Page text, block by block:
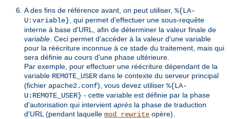
A des fins de référence avant, on peut utiliser, %{LA-
U:variable} , qui permet d'effectuer une sous-requête
interne à base d'URL, afin de déterminer la valeur finale de
variable . Ceci permet d'accéder à la valeur d'une variable
pour la réécriture inconnue à ce stade du traitement, mais qui
sera définie au cours d'une phase ultérieure.
Par exemple, pour effectuer une réécriture dépendant de la
variable REMOTE_USER dans le contexte du serveur principal
(fichier apache2.conf), vous devez utiliser %{LA-
U:REMOTE_USER} - cette variable est définie par la phase
d'autorisation qui intervient après la phase de traduction
d'URL (pendant laquelle mod_rewrite opère).